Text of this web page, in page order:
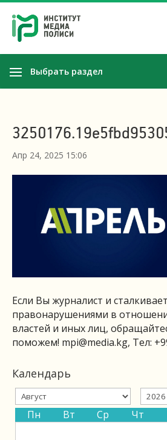
Выбрать раздел
Апр 24, 2025 15:06
Если Вы журналист и
правонарушениями в
властей и иных лиц,
поможем! mpi@media.kg, Тел:
Календарь
Пн Вт Ср Чт